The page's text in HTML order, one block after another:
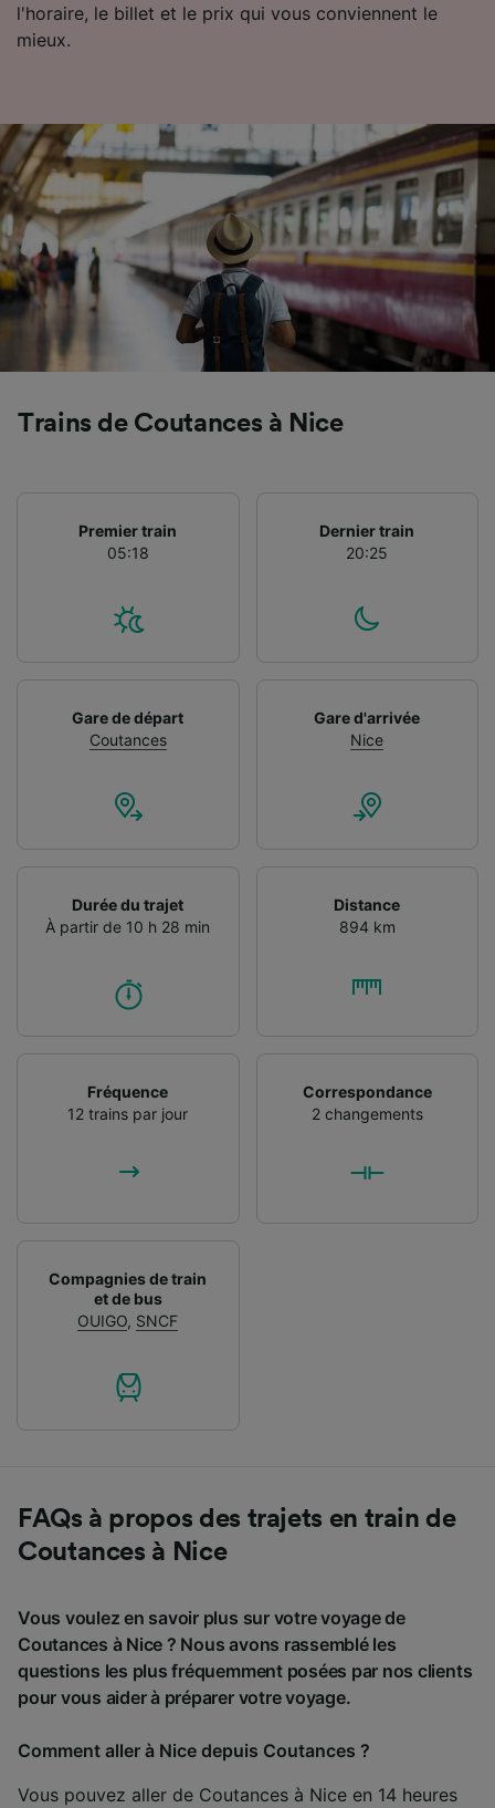
l'horaire, le billet et le prix qui vous conviennent le
mieux.
Trains de Coutances à Nice
Premier train
05:18
Dernier train
20:25
Gare de départ
Coutances
Gare d'arrivée
Nice
Durée du trajet
À partir de 10 h 28 min
Distance
894 km
Fréquence
12 trains par jour
Correspondance
2 changements
Compagnies de train
et de bus
OUIGO, SNCF
FAQs à propos des trajets en train de
Coutances à Nice
Vous voulez en savoir plus sur votre voyage de
Coutances à Nice ? Nous avons rassemblé les
questions les plus fréquemment posées par nos clients
pour vous aider à préparer votre voyage.
Comment aller à Nice depuis Coutances ?
Vous pouvez aller de Coutances à Nice en 14 heures
Utiliser des données de géolocalisation
précises. Analyser activement les
contenu personnalisés, mesure de
performance des publicités et du contenu,
études d’audience et développement de
services.
Liste de nos partenaires (fournisseurs)